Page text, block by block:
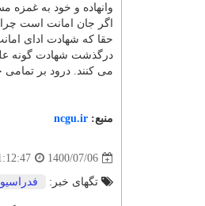
وانهاده و خود به
اگر جان امانت است
حقا که شهادت ادای
درگذشت شهادت گونه
می کنند. درود بر
منبع: ncgu.ir
1400/07/06
تگهای خبر: